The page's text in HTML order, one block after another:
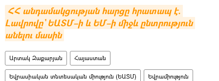
ՀՀ անդամակցության հարցը հրատապ է.
Լավրովը` ԵԱՏՄ–ի և ԵՄ–ի միջև ընտրություն
անելու մասին
Արտակ Զաքարյան Հայաստան
Եվրասիական տնտեսական միություն (ԵԱՏՄ) Եվրամիություն